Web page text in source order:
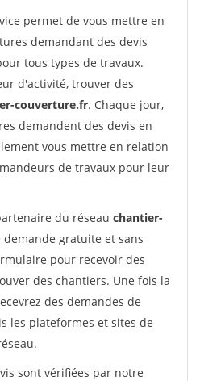
permet de vous mettre en
demandant des devis
tous types de travaux.
d'activité, trouver des
couverture.fr. Chaque jour,
demandent des devis en
vous mettre en relation
de travaux pour leur
du réseau chantier-
demande gratuite et sans
pour recevoir des
des chantiers. Une fois la
des demandes de
les plateformes et sites de
sont vérifiées par notre